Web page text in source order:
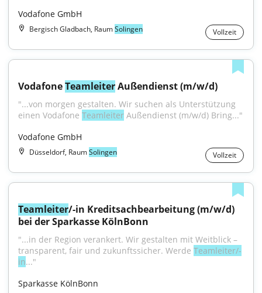
Vodafone GmbH
Bergisch Gladbach, RaumSolingen Vollzeit
Vodafone Teamleiter Außendienst (m/w/d)
"...von morgen gestalten. Wir suchen als Unterstützung
einen Vodafone Teamleiter Außendienst (m/w/d) Bring..."
Vodafone GmbH
Düsseldorf, RaumSolingen Vollzeit
Teamleiter/-in Kreditsachbearbeitung (m/w/d)
bei der Sparkasse KölnBonn
"...in der Region verankert. Wir gestalten mit Weitblick –
transparent, fair und zukunftssicher. Werde Teamleiter/-
in..."
Sparkasse KölnBonn